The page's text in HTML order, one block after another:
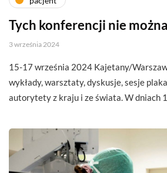
Tych konferencji nie
3 września 2024
15-17 września 2024 Kajetany/
wykłady, warsztaty, dyskusje, sesje
autorytety z kraju i ze świata. W dniach